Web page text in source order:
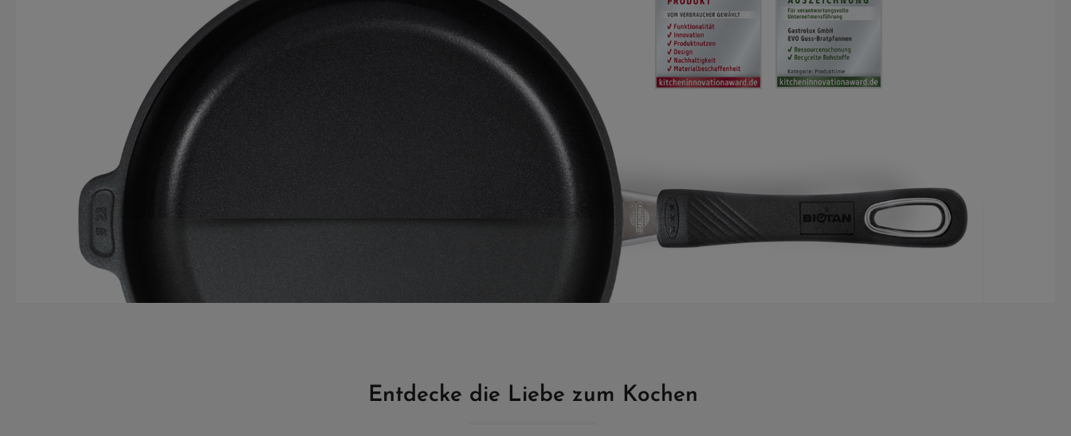
Entdecke die Liebe zum Kochen